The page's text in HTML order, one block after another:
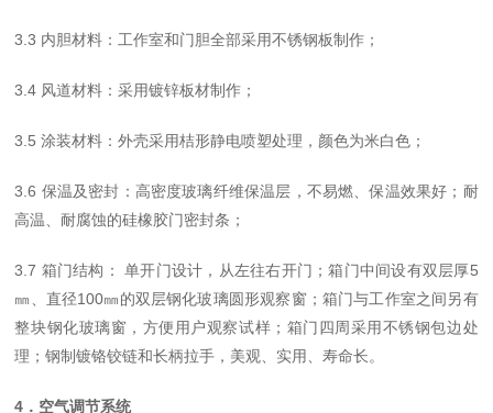
3.3 内胆材料：工作室和门胆全部采用不锈钢板制作；
3.4 风道材料：采用镀锌板材制作；
3.5 涂装材料：外壳采用桔形静电喷塑处理，颜色为米白色；
3.6 保温及密封：高密度玻璃纤维保温层，不易燃、保温效果好；耐
高温、耐腐蚀的硅橡胶门密封条；
3.7 箱门结构： 单开门设计，从左往右开门；箱门中间设有双层厚5
㎜、直径100㎜的双层钢化玻璃圆形观察窗；箱门与工作室之间另有
整块钢化玻璃窗，方便用户观察试样；箱门四周采用不锈钢包边处
理；钢制镀铬铰链和长柄拉手，美观、实用、寿命长。
4．空气调节系统